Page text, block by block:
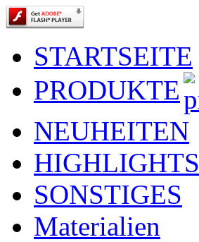
STARTSEITE
PRODUKTE
NEUHEITEN
HIGHLIGHTS
SONSTIGES
Materialien